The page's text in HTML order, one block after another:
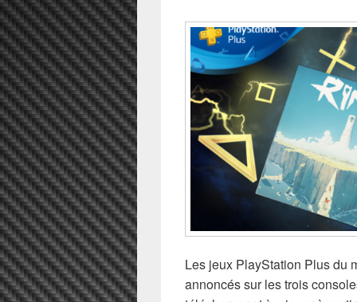
Les jeux PlayStation Plus du
annoncés sur les trois